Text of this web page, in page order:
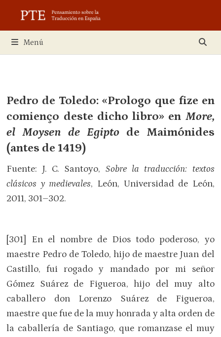
contenido
Menú
Pedro de Toledo: «Prologo que fize en
comienço deste dicho libro» en More,
el Moysen de Egipto de Maimónides
(antes de 1419)
Fuente: J. C. Santoyo, Sobre la traducción: textos
clásicos y medievales, León, Universidad de León,
2011, 301–302.
[301] En el nombre de Dios todo poderoso, yo
maestre Pedro de Toledo, hijo de maestre Juan del
Castillo, fui rogado y mandado por mi señor
Gómez Suárez de Figueroa, hijo del muy alto
caballero don Lorenzo Suárez de Figueroa,
maestre que fue de la muy honrada y alta orden de
la caballería de Santiago, que romanzase el muy